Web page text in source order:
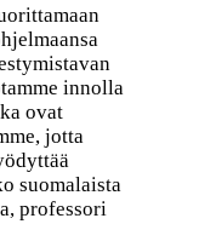
innolla
ovat
jotta
suomalaista
professori